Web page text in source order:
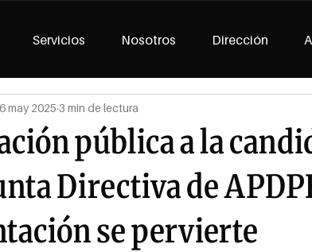
Servicios Nosotros Dirección
pública a la
Directiva de
se pervierte
6 may 2025 3 min de lectura